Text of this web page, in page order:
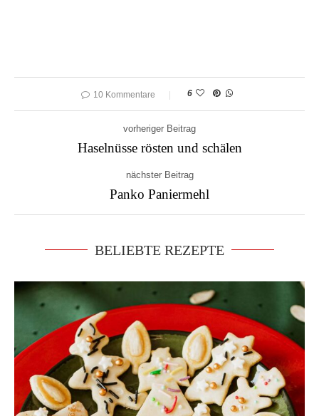
10 Kommentare 6
vorheriger Beitrag
Haselnüsse rösten und schälen
nächster Beitrag
Panko Paniermehl
BELIEBTE REZEPTE